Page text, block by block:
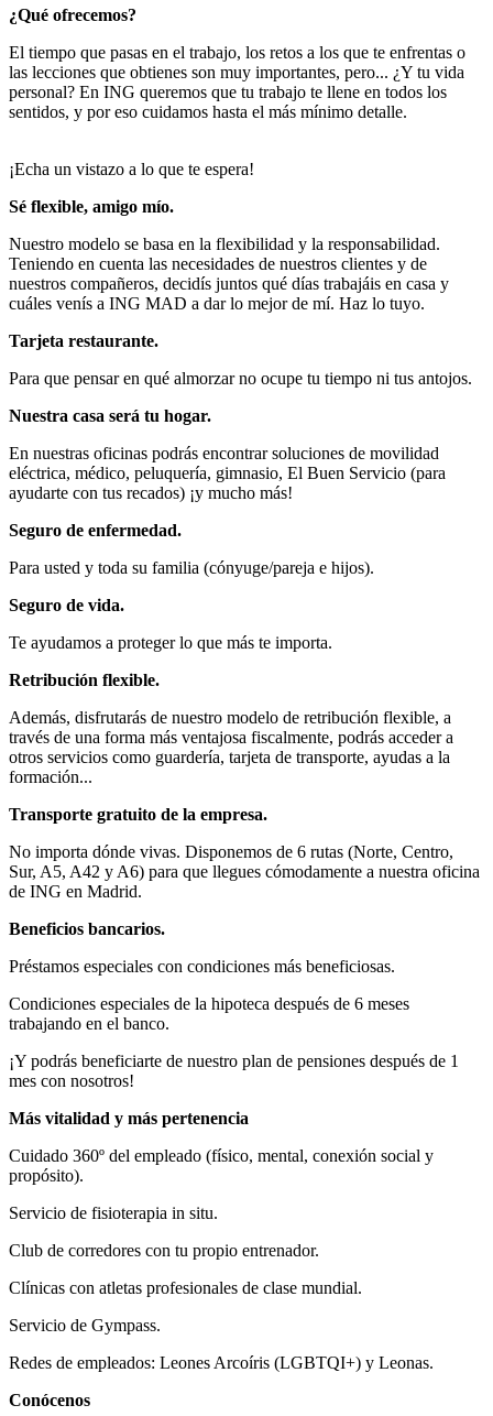
¿Qué ofrecemos?
El tiempo que pasas en el trabajo, los retos a los que te enfrentas o
las lecciones que obtienes son muy importantes, pero... ¿Y tu vida
personal? En ING queremos que tu trabajo te llene en todos los
sentidos, y por eso cuidamos hasta el más mínimo detalle.
¡Echa un vistazo a lo que te espera!
Sé flexible, amigo mío.
Nuestro modelo se basa en la flexibilidad y la responsabilidad.
Teniendo en cuenta las necesidades de nuestros clientes y de
nuestros compañeros, decidís juntos qué días trabajáis en casa y
cuáles venís a ING MAD a dar lo mejor de mí. Haz lo tuyo.
Tarjeta restaurante.
Para que pensar en qué almorzar no ocupe tu tiempo ni tus antojos.
Nuestra casa será tu hogar.
En nuestras oficinas podrás encontrar soluciones de movilidad
eléctrica, médico, peluquería, gimnasio, El Buen Servicio (para
ayudarte con tus recados) ¡y mucho más!
Seguro de enfermedad.
Para usted y toda su familia (cónyuge/pareja e hijos).
Seguro de vida.
Te ayudamos a proteger lo que más te importa.
Retribución flexible.
Además, disfrutarás de nuestro modelo de retribución flexible, a
través de una forma más ventajosa fiscalmente, podrás acceder a
otros servicios como guardería, tarjeta de transporte, ayudas a la
formación...
Transporte gratuito de la empresa.
No importa dónde vivas. Disponemos de 6 rutas (Norte, Centro,
Sur, A5, A42 y A6) para que llegues cómodamente a nuestra oficina
de ING en Madrid.
Beneficios bancarios.
Préstamos especiales con condiciones más beneficiosas.
Condiciones especiales de la hipoteca después de 6 meses
trabajando en el banco.
¡Y podrás beneficiarte de nuestro plan de pensiones después de 1
mes con nosotros!
Más vitalidad y más pertenencia
Cuidado 360º del empleado (físico, mental, conexión social y
propósito).
Servicio de fisioterapia in situ.
Club de corredores con tu propio entrenador.
Clínicas con atletas profesionales de clase mundial.
Servicio de Gympass.
Redes de empleados: Leones Arcoíris (LGBTQI+) y Leonas.
Conócenos